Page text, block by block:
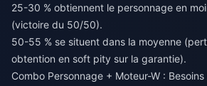
25-30 % obtiennent le personnage en
(victoire du 50/50).
50-55 % se situent dans la moyenne
obtention en soft pity sur la garantie).
Combo Personnage + Moteur-W :